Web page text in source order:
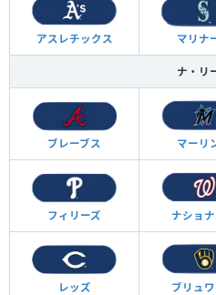
アスレチックス マリナ
ナ・リ
ブレーブス マーリ
フィリーズ ナショ
レッズ ブリュ